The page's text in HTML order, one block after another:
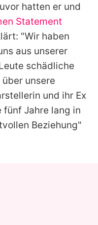
hatten er und
Statement
"Wir haben
aus unserer
schädliche
unsere
und ihr Ex
fünf Jahre lang in
Beziehung"